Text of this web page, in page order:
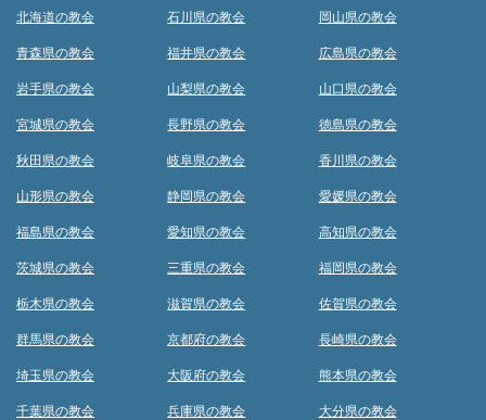
北海道の教会
青森県の教会
岩手県の教会
宮城県の教会
秋田県の教会
山形県の教会
福島県の教会
茨城県の教会
栃木県の教会
群馬県の教会
埼玉県の教会
千葉県の教会
石川県の教会
福井県の教会
山梨県の教会
長野県の教会
岐阜県の教会
静岡県の教会
愛知県の教会
三重県の教会
滋賀県の教会
京都府の教会
大阪府の教会
兵庫県の教会
岡山県の教会
広島県の教会
山口県の教会
徳島県の教会
香川県の教会
愛媛県の教会
高知県の教会
福岡県の教会
佐賀県の教会
長崎県の教会
熊本県の教会
大分県の教会